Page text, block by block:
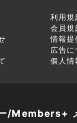
利用規
会員規
情報提
広告に
個人情
/Members+